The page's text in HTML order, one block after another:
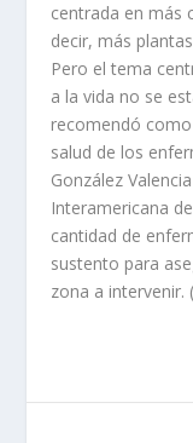
centrada en más
decir, más
Pero el tema
a la vida no se
recomendó
salud de los
González
Interamericana
cantidad de
sustento para
zona a intervenir.